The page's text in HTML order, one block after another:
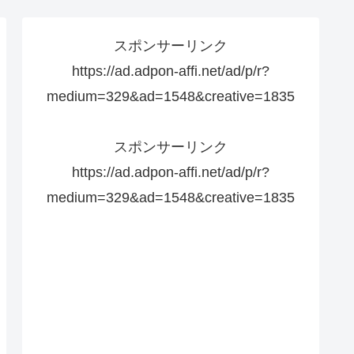
スポンサーリンク
https://ad.adpon-affi.net/ad/p/r?
medium=329&ad=1548&creative=1835
スポンサーリンク
https://ad.adpon-affi.net/ad/p/r?
medium=329&ad=1548&creative=1835